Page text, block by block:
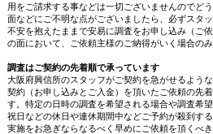
用をご請求する事などは一切ございませんのでど
面などにご不明な点がございましたら、必ずスタ
不安を抱えたままで安易に調査をお申し込み（ご
の面において、ご依頼主様のご納得がいく場合の
調査はご契約の先着順で承っています
大阪府興信所のスタッフがご契約を急がせるよう
契約（お申し込みとご入金）を頂いたご依頼の先
す。特定の日時の調査を希望される場合や調査希
祝日などの休日や連休期間中などご予約が殺到す
実施をお急ぎならなるべく早めにご依頼を頂くべ